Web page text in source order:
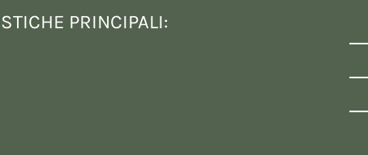
PRINCIPALI: